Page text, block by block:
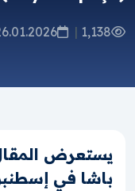
1,138
|
يستعرض
باشا في